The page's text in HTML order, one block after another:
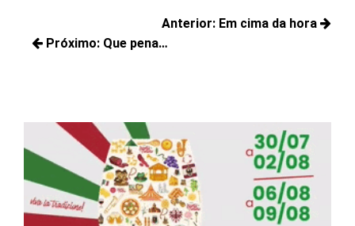
de
Anterior: Em cima da hora
Próximo: Que pena…